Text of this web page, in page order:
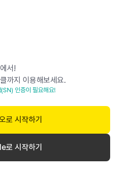
서!
까지 이용해보세요.
인증이 필요해요!
로 시작하기
로 시작하기